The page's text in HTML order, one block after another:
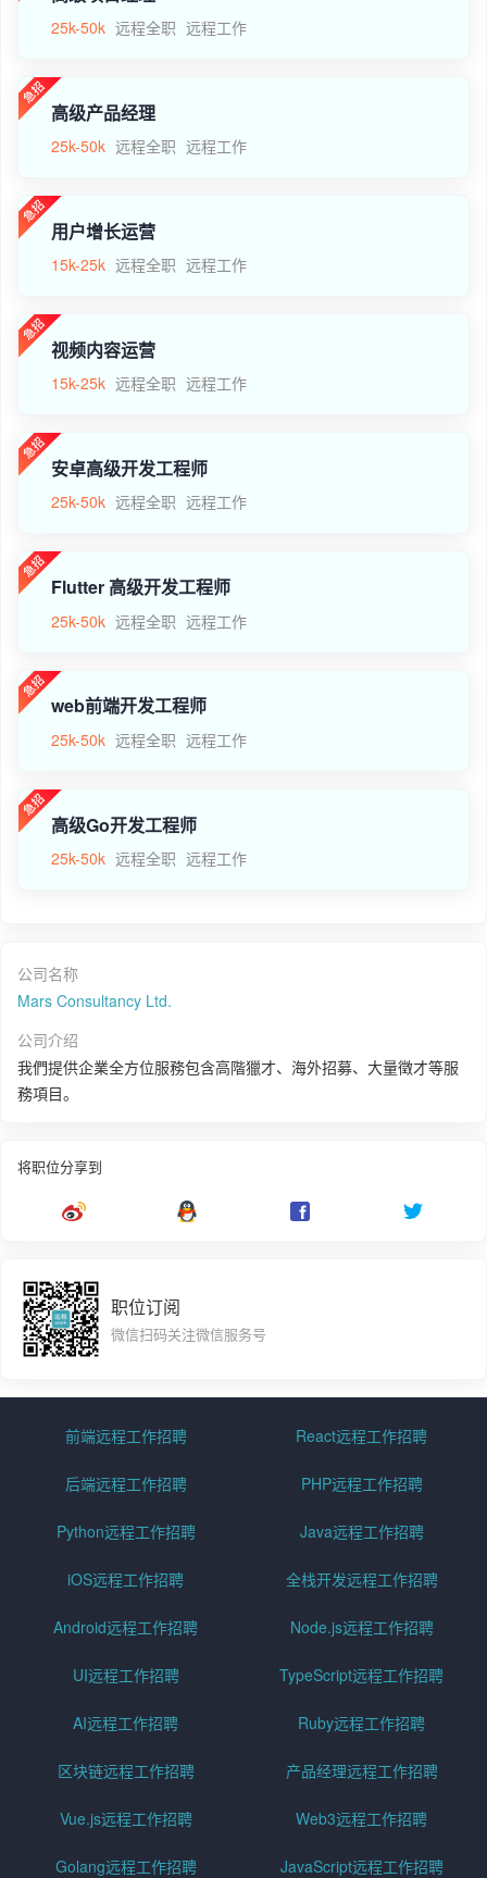
25k-50k 远程全职 远程工作
高级产品经理
25k-50k 远程全职 远程工作
用户增长运营
15k-25k 远程全职 远程工作
视频内容运营
15k-25k 远程全职 远程工作
安卓高级开发工程师
25k-50k 远程全职 远程工作
Flutter 高级开发工程师
25k-50k 远程全职 远程工作
web前端开发工程师
25k-50k 远程全职 远程工作
高级Go开发工程师
25k-50k 远程全职 远程工作
公司名称
Mars Consultancy Ltd.
公司介绍
我們提供企業全方位服務包含高階獵才、海外招募、大量徵才等服
務項目。
将职位分享到
职位订阅
微信扫码关注微信服务号
前端远程工作招聘 React远程工作招聘
后端远程工作招聘 PHP远程工作招聘
Python远程工作招聘 Java远程工作招聘
iOS远程工作招聘 全栈开发远程工作招聘
Android远程工作招聘 Node.js远程工作招聘
UI远程工作招聘 TypeScript远程工作招聘
AI远程工作招聘 Ruby远程工作招聘
区块链远程工作招聘 产品经理远程工作招聘
Vue.js远程工作招聘 Web3远程工作招聘
Golang远程工作招聘 JavaScript远程工作招聘